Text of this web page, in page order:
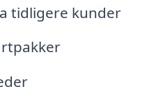
tidligere kunder